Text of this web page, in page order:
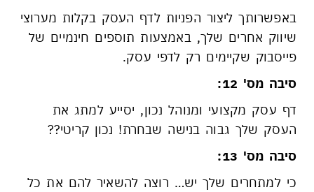
באפשרותך ליצור הפניות לדף העסק בקלות מערוצי
שיווק אחרים שלך, באמצעות תוספים חינמיים של
פייסבוק שקיימים רק לדפי עסק.
סיבה מס' 12:
דף עסק מקצועי ומנוהל נכון, יסייע למתג את
העסק שלך גבוה בנישה שבחרת! נכון קריטי??
סיבה מס' 13:
כי למתחרים שלך יש… רוצה להשאיר להם את כל